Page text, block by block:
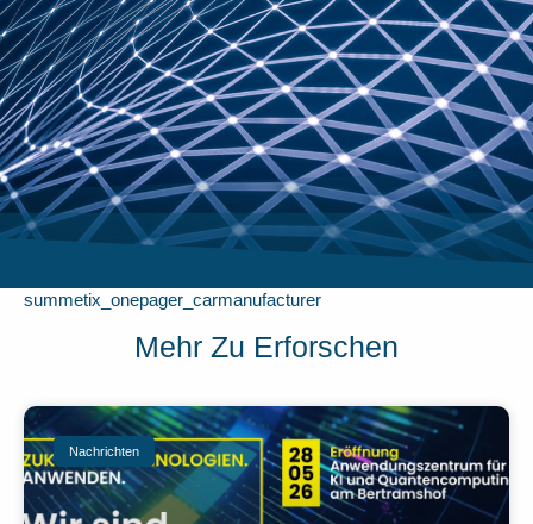
summetix_onepager_carmanufacturer
Mehr Zu Erforschen
Nachrichten